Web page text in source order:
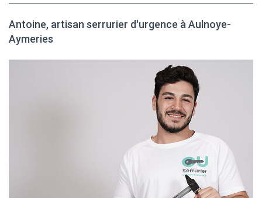
Antoine, artisan serrurier d'urgence à Aulnoye-
Aymeries